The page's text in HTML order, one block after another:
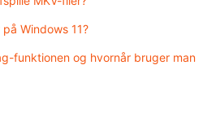
Windows 11?
funktionen og hvornår bruger man